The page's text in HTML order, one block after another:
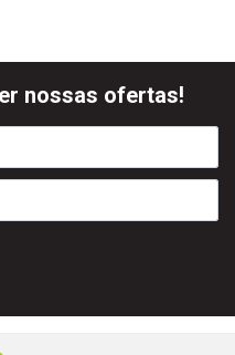
nossas ofertas!